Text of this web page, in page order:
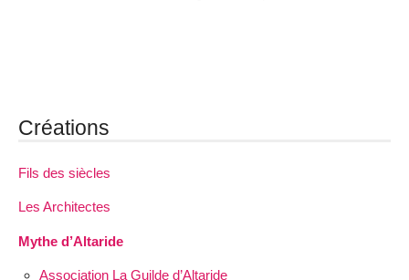
Créations
Fils des siècles
Les Architectes
Mythe d’Altaride
Association La Guilde d’Altaride